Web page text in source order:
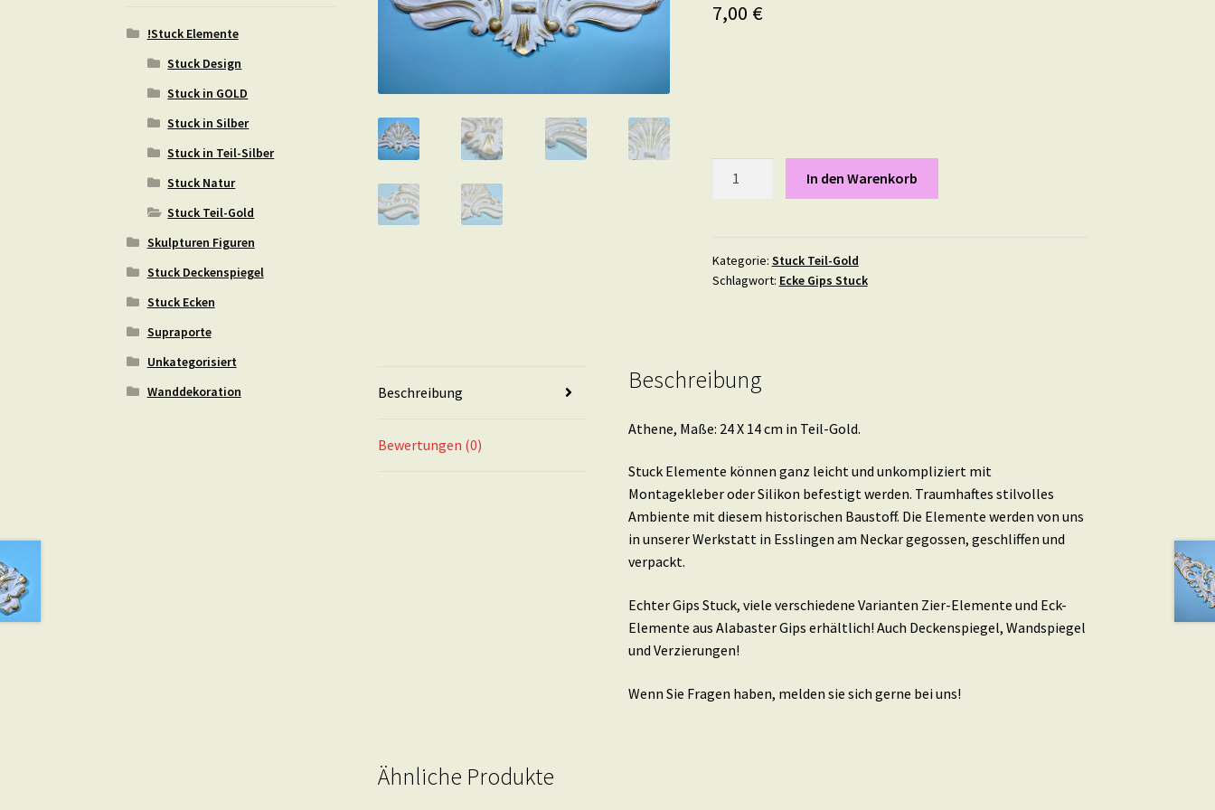
7,00 €
14
cm
Menge
In den Warenkorb
Kategorie: Stuck Teil-Gold
Schlagwort: Ecke Gips Stuck
Beschreibung
Bewertungen (0)
Beschreibung
Athene, Maße: 24 X 14 cm in Teil-Gold.
Stuck Elemente können ganz leicht und unkompliziert mit
Montagekleber oder Silikon befestigt werden. Traumhaftes stilvolles
Ambiente mit diesem historischen Baustoff. Die Elemente werden von uns
in unserer Werkstatt in Esslingen am Neckar gegossen, geschliffen und
verpackt.
Echter Gips Stuck, viele verschiedene Varianten Zier-Elemente und Eck-
Elemente aus Alabaster Gips erhältlich! Auch Deckenspiegel, Wandspiegel
und Verzierungen!
Wenn Sie Fragen haben, melden sie sich gerne bei uns!
Ähnliche Produkte
!Stuck Elemente
Stuck Design
Stuck in GOLD
Stuck in Silber
Stuck in Teil-Silber
Stuck Natur
Stuck Teil-Gold
Skulpturen Figuren
Stuck Deckenspiegel
Stuck Ecken
Supraporte
Unkategorisiert
Wanddekoration